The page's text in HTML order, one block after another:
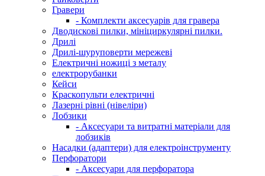
Гравери
- Комплекти аксесуарів для гравера
Дводискові пилки, мініциркулярні пилки.
Дрилі
Дрилі-шуруповерти мережеві
Електричні ножиці з металу
електрорубанки
Кейси
Краскопульти електричні
Лазерні рівні (нівеліри)
Лобзики
- Аксесуари та витратні матеріали для
лобзиків
Насадки (адаптери) для електроінструменту
Перфоратори
- Аксесуари для перфоратора